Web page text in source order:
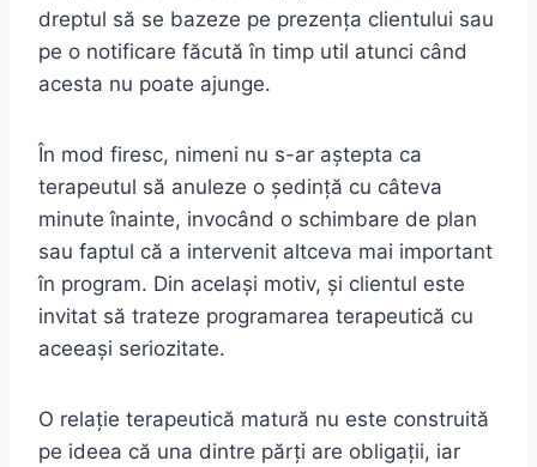
dreptul să se bazeze pe prezența clientului sau
pe o notificare făcută în timp util atunci când
acesta nu poate ajunge.
În mod firesc, nimeni nu s-ar aștepta ca
terapeutul să anuleze o ședință cu câteva
minute înainte, invocând o schimbare de plan
sau faptul că a intervenit altceva mai important
în program. Din același motiv, și clientul este
invitat să trateze programarea terapeutică cu
aceeași seriozitate.
O relație terapeutică matură nu este construită
pe ideea că una dintre părți are obligații, iar